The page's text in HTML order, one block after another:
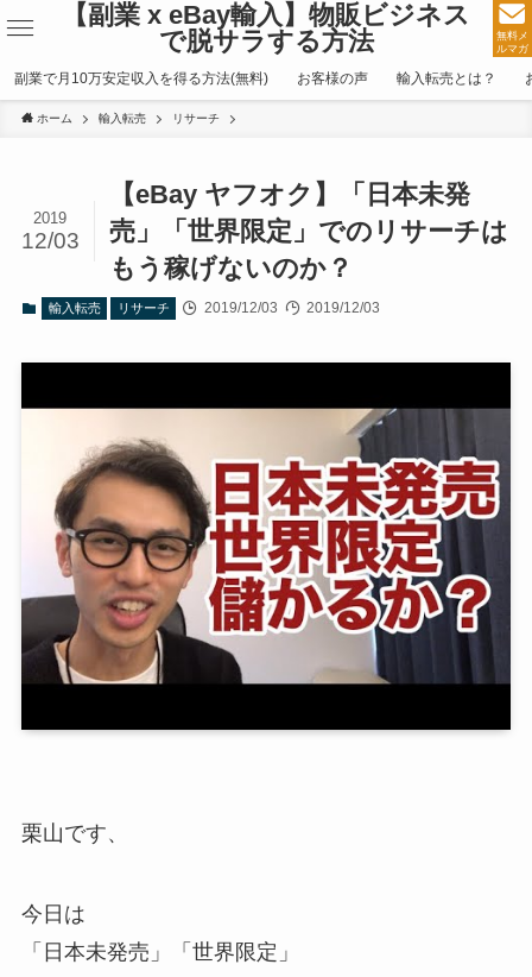
【副業 x eBay輸入】物販ビジネス
で脱サラする方法
無料メ
ルマガ
副業で月10万安定収入を得る方法(無料) お客様の声 輸入転売とは？
ホーム 輸入転売 リサーチ
【eBay ヤフオク】「日本未発
売」「世界限定」でのリサーチは
もう稼げないのか？
2019
12/03
輸入転売 リサーチ 2019/12/03 2019/12/03
栗山です、
今日は
「日本未発売」「世界限定」